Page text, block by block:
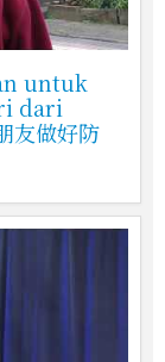
untuk
dari
友做好防